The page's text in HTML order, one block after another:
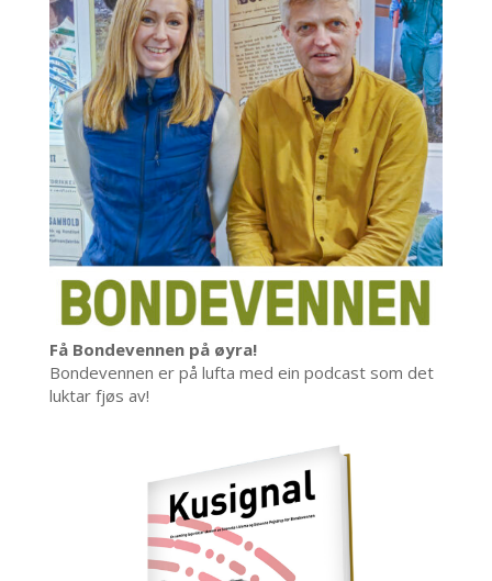
Få Bondevennen på øyra!
Bondevennen er på lufta med ein podcast som det
luktar fjøs av!